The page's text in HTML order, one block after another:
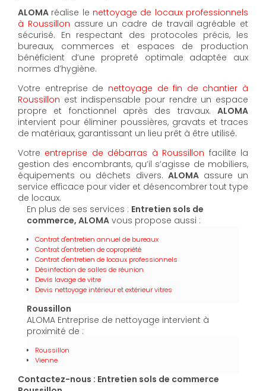
ALOMA réalise le nettoyage de locaux professionnels
à Roussillon assure un cadre de travail agréable et
sécurisé. En respectant des protocoles précis, les
bureaux, commerces et espaces de production
bénéficient d’une propreté optimale adaptée aux
normes d’hygiène.
Votre entreprise de nettoyage de fin de chantier à
Roussillon est indispensable pour rendre un espace
propre et fonctionnel après des travaux. ALOMA
intervient pour éliminer poussières, gravats et traces
de matériaux, garantissant un lieu prêt à être utilisé.
Votre entreprise de débarras à Roussillon facilite la
gestion des encombrants, qu’il s’agisse de mobiliers,
équipements ou déchets divers. ALOMAassure un
service efficace pour vider et désencombrer tout type
de locaux.
En plus de ses services : Entretien sols de
commerce, ALOMA vous propose aussi :
Contrat d'entretien annuel de bureaux
Contrat d'entretien de copropriété
Contrat d'entretien de locaux professionnels
Désinfection de salles de réunion
Devis lavage de vitre
Devis nettoyage intérieur et extérieur vitres
Roussillon
ALOMA Entreprise de nettoyage intervient à
proximité de :
Roussillon
Vienne
Contactez-nous : Entretien sols de commerce